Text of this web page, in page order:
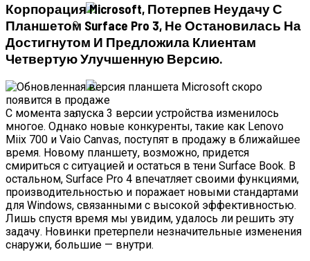
Полетную Программу На Маврикий Из
России Продлили До Мая 2024
Любитель Приключенческого Туризма
Нашел В Америке Алмаз Весом 7.46
Карата
Корпорация Microsoft, Потерпев Неудачу С
Планшетом Surface Pro 3, Не Остановилась На
Достигнутом И Предложила Клиентам
Четвертую Улучшенную Версию.
С момента запуска 3 версии устройства изменилось
многое. Однако новые конкуренты, такие как Lenovo
Miix 700 и Vaio Canvas, поступят в продажу в ближайшее
время. Новому планшету, возможно, придется
смириться с ситуацией и остаться в тени Surface Book. В
остальном, Surface Pro 4 впечатляет своими функциями,
производительностью и поражает новыми стандартами
для Windows, связанными с высокой эффективностью.
Лишь спустя время мы увидим, удалось ли решить эту
задачу. Новинки претерпели незначительные изменения
снаружи, большие — внутри.